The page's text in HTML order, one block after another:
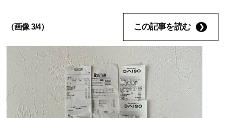
（画像 3/4） この記事を読む